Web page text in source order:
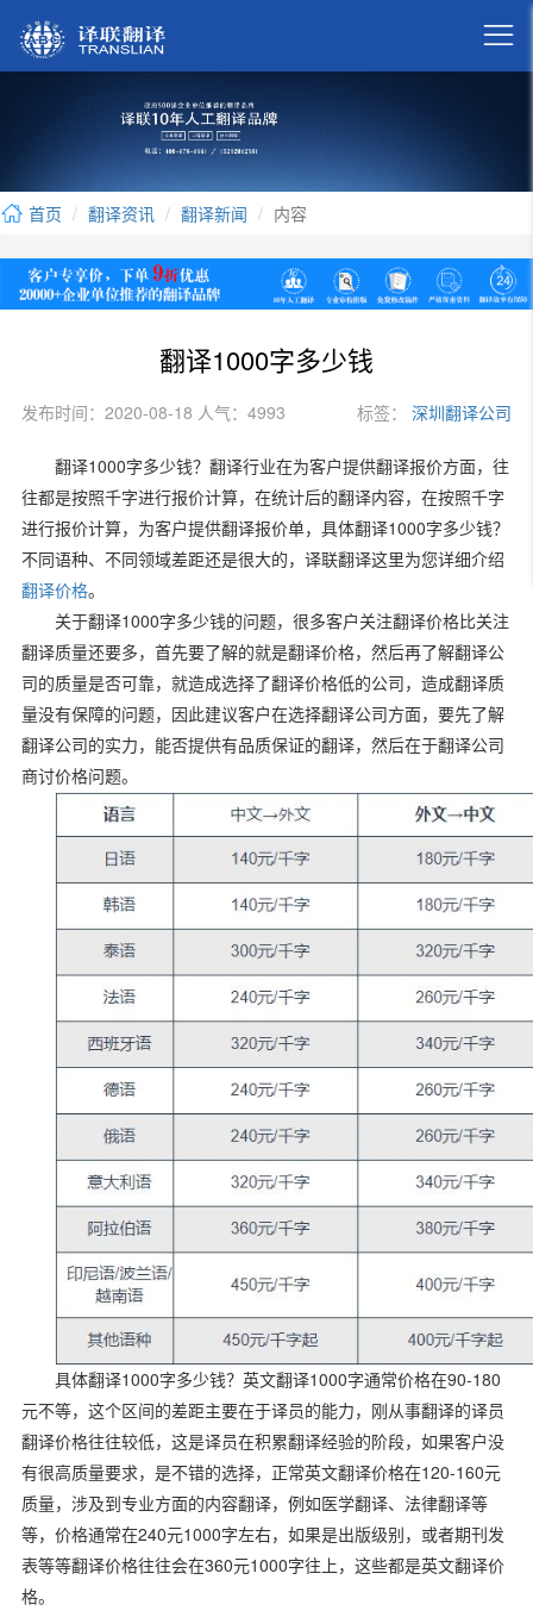

首页 翻译资讯 翻译新闻 内容
翻译1000字多少钱
发布时间：2020-08-18 人气：4993 标签： 深圳翻译公司
翻译1000字多少钱？翻译行业在为客户提供翻译报价方面，往
往都是按照千字进行报价计算，在统计后的翻译内容，在按照千字
进行报价计算，为客户提供翻译报价单，具体翻译1000字多少钱？
不同语种、不同领域差距还是很大的，译联翻译这里为您详细介绍
翻译价格。
关于翻译1000字多少钱的问题，很多客户关注翻译价格比关注
翻译质量还要多，首先要了解的就是翻译价格，然后再了解翻译公
司的质量是否可靠，就造成选择了翻译价格低的公司，造成翻译质
量没有保障的问题，因此建议客户在选择翻译公司方面，要先了解
翻译公司的实力，能否提供有品质保证的翻译，然后在于翻译公司
商讨价格问题。
具体翻译1000字多少钱？英文翻译1000字通常价格在90-180
元不等，这个区间的差距主要在于译员的能力，刚从事翻译的译员
翻译价格往往较低，这是译员在积累翻译经验的阶段，如果客户没
有很高质量要求，是不错的选择，正常英文翻译价格在120-160元
质量，涉及到专业方面的内容翻译，例如医学翻译、法律翻译等
等，价格通常在240元1000字左右，如果是出版级别，或者期刊发
表等等翻译价格往往会在360元1000字往上，这些都是英文翻译价
格。